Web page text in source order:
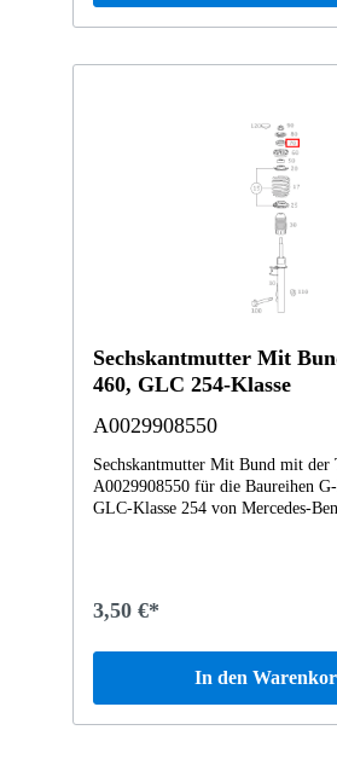
Mercedes-Benz Originalteile.
Sechskantmutter Mit
460, GLC 254-Klasse
A0029908550
Sechskantmutter Mit Bund mit der
A0029908550 für die Baureihen G-
GLC-Klasse 254 von Mercedes-Benz.
Dieses Teil ersetzt die Teilenummer
Bund A0029908550 wurde unter
in folgenden Modellen 451380 fortwo coupé mhd
52 kW01MC01 GLC 300 de 4MATIC
Sie auf Mercedes-Benz
3,50 €*
In den